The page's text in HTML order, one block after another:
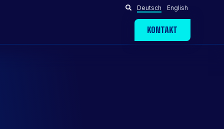
Deutsch English
KONTAKT